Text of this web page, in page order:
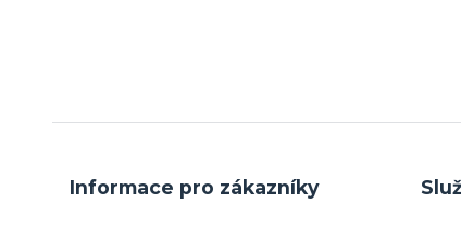
Informace pro zákazníky